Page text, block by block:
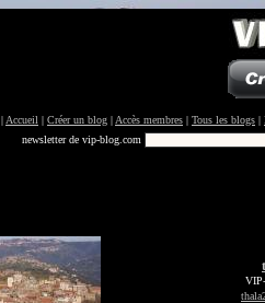
| Accueil | Créer un blog | Accès membres | Tous les blogs |
newsletter de vip-blog.com